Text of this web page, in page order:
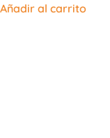
Añadir al carrito